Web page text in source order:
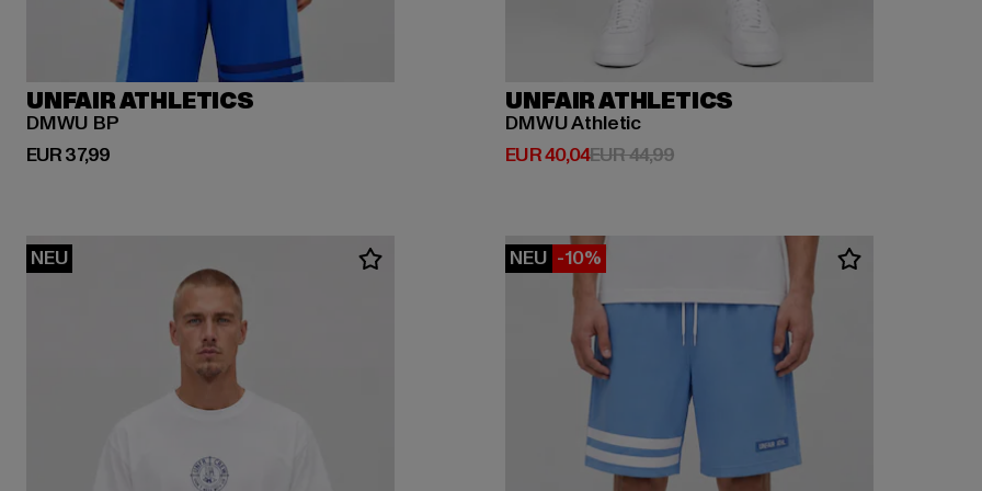
UNFAIR ATHLETICS
DMWU BP
EUR 37,99
Derzeitiger Preis: EUR 37,99
UNFAIR ATHLETICS
DMWU Athletic
EUR 40,04
Derzeitiger Preis: EUR 40,04
EUR 44,99Aktionspreis: EUR 44,99
NEU NEU -10%